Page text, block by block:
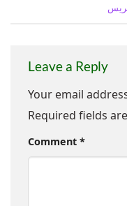
Leave a Reply
Your email
Required fields
Comment *